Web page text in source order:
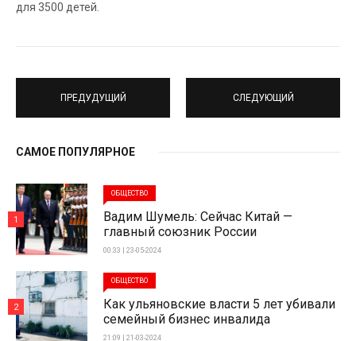
для 3500 детей.
ПРЕДУДУЩИЙ СЛЕДУЮЩИЙ
САМОЕ ПОПУЛЯРНОЕ
ОБЩЕСТВО
Вадим Шумель: Сейчас Китай —
главный союзник России
00:33 | 23-05-2024
1
ОБЩЕСТВО
Как ульяновские власти 5 лет убивали
семейный бизнес инвалида
21:09 | 21-03-2024
2